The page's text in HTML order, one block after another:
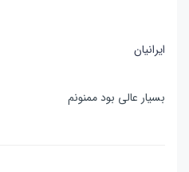
ایرانیان
بسیار عالی بود ممنونم